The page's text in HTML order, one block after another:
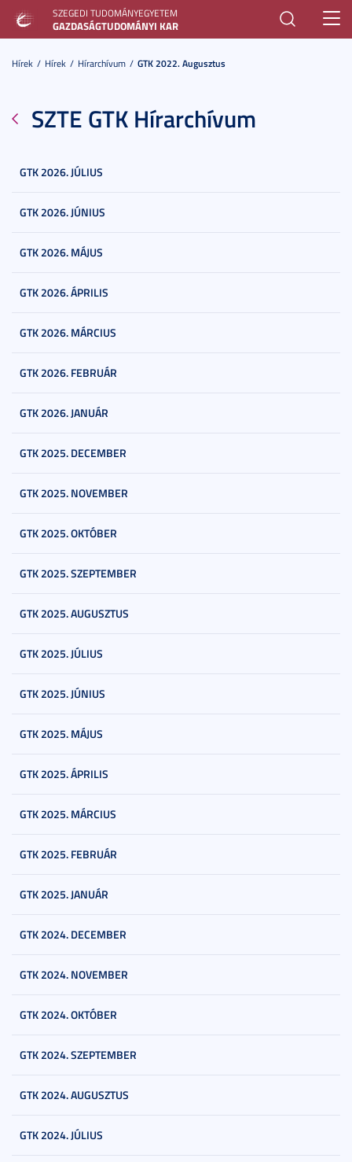
SZEGEDI TUDOMÁNYEGYETEM
GAZDASÁGTUDOMÁNYI KAR
Hírek Hírek Hírarchívum GTK 2022. Augusztus
SZTE GTK Hírarchívum
GTK 2026. JÚLIUS
GTK 2026. JÚNIUS
GTK 2026. MÁJUS
GTK 2026. ÁPRILIS
GTK 2026. MÁRCIUS
GTK 2026. FEBRUÁR
GTK 2026. JANUÁR
GTK 2025. DECEMBER
GTK 2025. NOVEMBER
GTK 2025. OKTÓBER
GTK 2025. SZEPTEMBER
GTK 2025. AUGUSZTUS
GTK 2025. JÚLIUS
GTK 2025. JÚNIUS
GTK 2025. MÁJUS
GTK 2025. ÁPRILIS
GTK 2025. MÁRCIUS
GTK 2025. FEBRUÁR
GTK 2025. JANUÁR
GTK 2024. DECEMBER
GTK 2024. NOVEMBER
GTK 2024. OKTÓBER
GTK 2024. SZEPTEMBER
GTK 2024. AUGUSZTUS
GTK 2024. JÚLIUS